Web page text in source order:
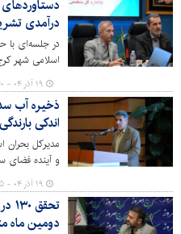
دستاوردهای
درآمدی
در جلسه‌ای با
اسلامی شهر
شهرداری،
از سامانه‌های
دستاوردهای
۱۹ آذر ۰۴ - ۱۱:۴۰
اندکی
مدیرکل بحران
و آینده فضای
دارد و تابستان
خواهد بود.
۱۹ آذر ۰۴ - ۱۱:۳۵
دومین ماه